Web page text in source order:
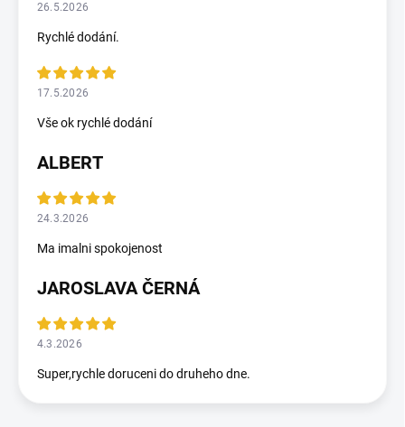
26.5.2026
Rychlé dodání.
17.5.2026
Vše ok rychlé dodání
ALBERT
24.3.2026
Ma imalni spokojenost
JAROSLAVA ČERNÁ
4.3.2026
Super,rychle doruceni do druheho dne.